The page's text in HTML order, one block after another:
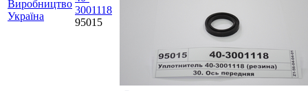
Виробництво
Україна
3001118
95015